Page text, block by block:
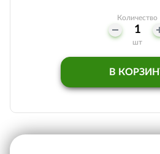
Количество
шт
В